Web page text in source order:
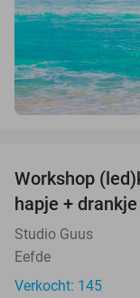
Workshop
hapje +
Studio Guus
Eefde
Verkocht: 145